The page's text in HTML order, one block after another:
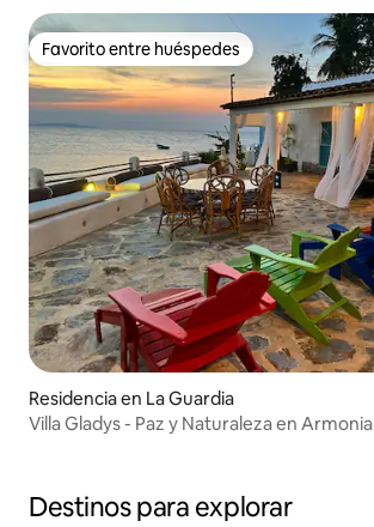
Favorito entre huéspedes
Favorito entre huéspedes
Residencia en La Guardia
Villa Gladys - Paz y Naturaleza en Armonia
Destinos para explorar